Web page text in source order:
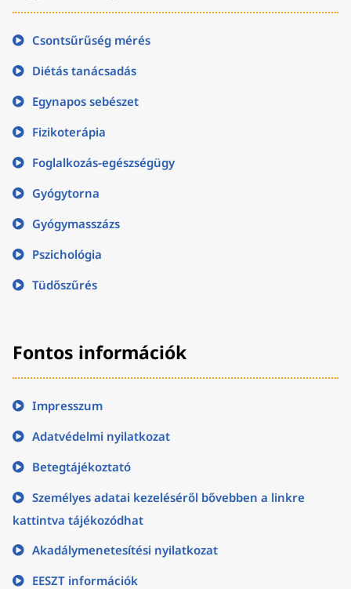
Csontsűrűség mérés
Diétás tanácsadás
Egynapos sebészet
Fizikoterápia
Foglalkozás-egészségügy
Gyógytorna
Gyógymasszázs
Pszichológia
Tüdőszűrés
Fontos információk
Impresszum
Adatvédelmi nyilatkozat
Betegtájékoztató
Személyes adatai kezeléséről bővebben a linkre
kattintva tájékozódhat
Akadálymenetesítési nyilatkozat
EESZT információk